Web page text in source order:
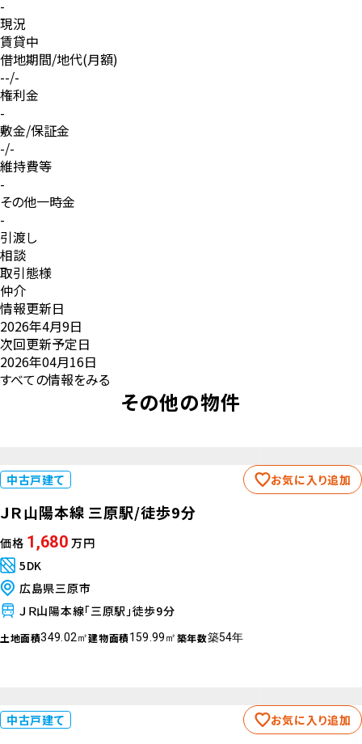
敷地面積
-
管理形態/員
全部委託
国土法届出
-
条件等
-
現況
賃貸中
借地期間/地代(月額)
--/-
権利金
-
敷金/保証金
-/-
維持費等
-
その他一時金
-
引渡し
相談
次回更新予定日
2026年04月16日
すべての情報をみる
その他の物件
中古戸建て
ＪＲ山陽本線 三原駅/徒歩9分
広島県三原市